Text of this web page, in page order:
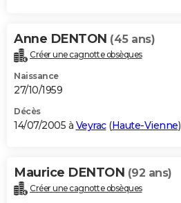
Anne DENTON (45 ans)
Créer une cagnotte obsèques
Naissance
27/10/1959
Décès
14/07/2005 à Veyrac(Haute-Vienne)
Maurice DENTON (92 ans)
Créer une cagnotte obsèques